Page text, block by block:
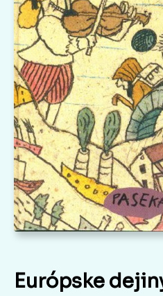
Európske